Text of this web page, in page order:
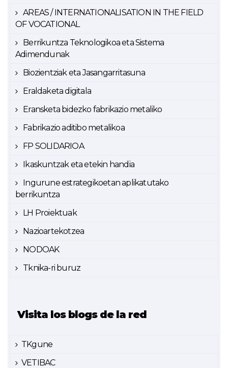
AREAS / INTERNATIONALISATION IN THE FIELD
OF VOCATIONAL
Berrikuntza Teknologikoa eta Sistema
Adimendunak
Biozientziak eta Jasangarritasuna
Eraldaketa digitala
Eransketa bidezko fabrikazio metaliko
Fabrikazio aditibo metalikoa
FP SOLIDARIOA
Ikaskuntzak eta etekin handia
Ingurune estrategikoetan aplikatutako
berrikuntza
LH Proiektuak
Nazioartekotzea
NODOAK
Tknika-ri buruz
Visita los blogs de la red
TKgune
VETIBAC